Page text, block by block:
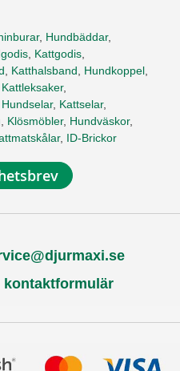
, Hundbäddar,
, Kattgodis,
, Katthalsband, Hundkoppel,
Kattleksaker,
Hundselar, Kattselar,
, Klösmöbler, Hundväskor,
, ID-Brickor
kontaktformulär